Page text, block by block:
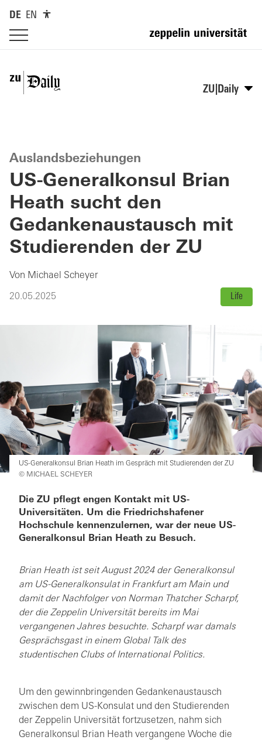
DE EN
ZU|Daily
Auslandsbeziehungen
US-Generalkonsul Brian
Heath sucht den
Gedankenaustausch mit
Studierenden der ZU
Von Michael Scheyer
20.05.2025 Life
US-Generalkonsul Brian Heath im Gespräch mit Studierenden der ZU
© MICHAEL SCHEYER
Die ZU pflegt engen Kontakt mit US-
Universitäten. Um die Friedrichshafener
Hochschule kennenzulernen, war der neue US-
Generalkonsul Brian Heath zu Besuch.
Brian Heath ist seit August 2024 der Generalkonsul
am US-Generalkonsulat in Frankfurt am Main und
damit der Nachfolger von Norman Thatcher Scharpf,
der die Zeppelin Universität bereits im Mai
vergangenen Jahres besuchte. Scharpf war damals
Gesprächsgast in einem Global Talk des
studentischen Clubs of International Politics.
Um den gewinnbringenden Gedankenaustausch
zwischen dem US-Konsulat und den Studierenden
der Zeppelin Universität fortzusetzen, nahm sich
Generalkonsul Brian Heath vergangene Woche die